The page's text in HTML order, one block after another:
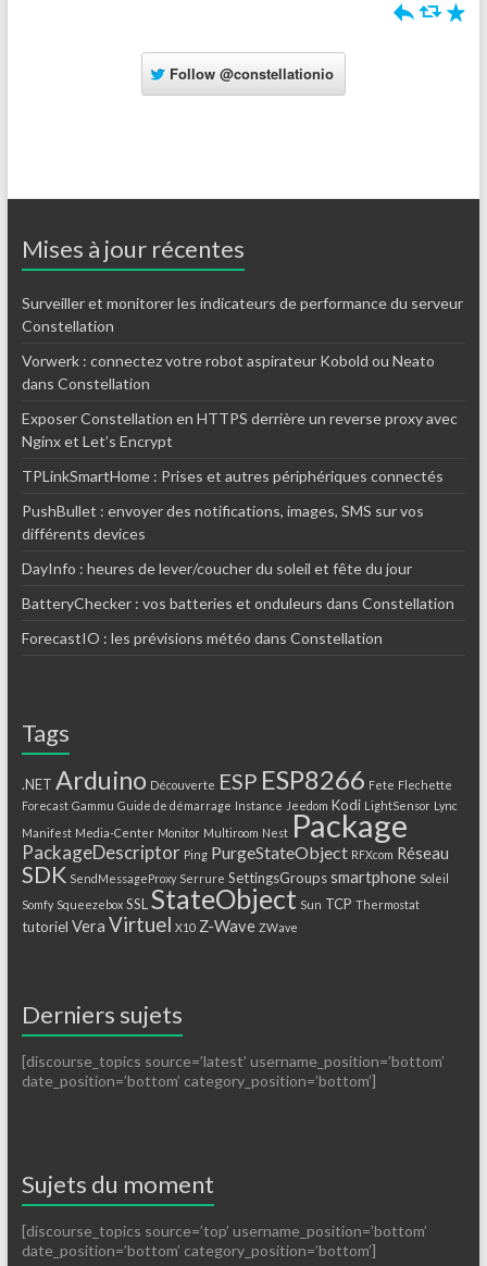
h J R
Follow @constellationio
Mises à jour récentes
Surveiller et monitorer les indicateurs de performance du serveur
Constellation
Vorwerk : connectez votre robot aspirateur Kobold ou Neato
dans Constellation
Exposer Constellation en HTTPS derrière un reverse proxy avec
Nginx et Let’s Encrypt
TPLinkSmartHome : Prises et autres périphériques connectés
PushBullet : envoyer des notifications, images, SMS sur vos
différents devices
DayInfo : heures de lever/coucher du soleil et fête du jour
BatteryChecker : vos batteries et onduleurs dans Constellation
ForecastIO : les prévisions météo dans Constellation
Tags
.NET Arduino Découverte ESP ESP8266 Fete Flechette
Forecast Gammu Guide de démarrage Instance Jeedom Kodi LightSensor Lync
Manifest Media-Center Monitor Multiroom Nest Package
PackageDescriptor Ping PurgeStateObject RFXcom Réseau
SDK SendMessageProxy Serrure SettingsGroups smartphone Soleil
Somfy Squeezebox SSL StateObject Sun TCP Thermostat
tutoriel Vera Virtuel X10 Z-Wave ZWave
Derniers sujets
[discourse_topics source=’latest’ username_position=’bottom’
date_position=’bottom’ category_position=’bottom’]
Sujets du moment
[discourse_topics source=’top’ username_position=’bottom’
date_position=’bottom’ category_position=’bottom’]